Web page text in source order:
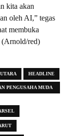
kita akan
oleh AI,” tegas
membuka
(Arnold/red)
HEADLINE
PENGUSAHA MUDA